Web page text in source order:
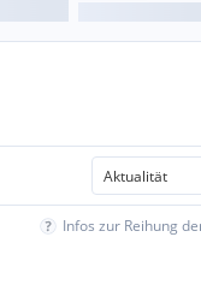
Infos zur Reihung